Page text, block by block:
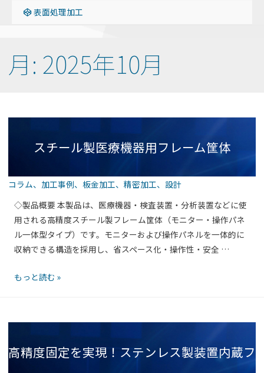
表面処理加工
月: 2025年10月
スチール製医療機器用フレーム筐体
コラム、 加工事例、 板金加工、 精密加工、 設計
◇製品概要 本製品は、医療機器・検査装置・分析装置などに使
用される高精度スチール製フレーム筐体（モニター・操作パネ
ル一体型タイプ）です。モニターおよび操作パネルを一体的に
収納できる構造を採用し、省スペース化・操作性・安全 …
ス
ル
医
もっと読む »
高精度固定を実現！ステンレス製装置内蔵フ